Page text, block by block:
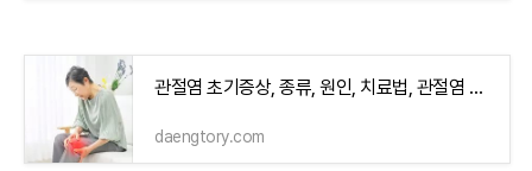
관절염 초기증상, 종류, 원인, 치료법, 관절염 약 부작용까지
daengtory.com